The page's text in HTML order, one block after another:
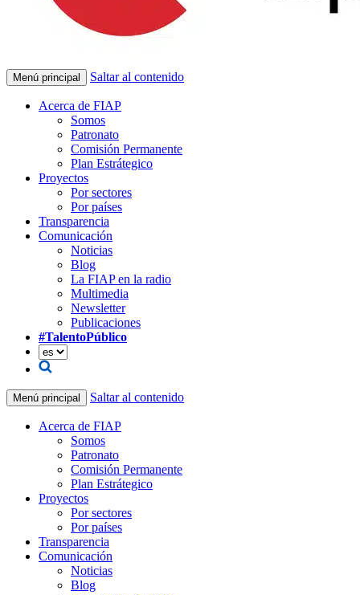
Menú principal Saltar al contenido
Acerca de FIAP
Somos
Patronato
Comisión Permanente
Plan Estrátegico
Proyectos
Por sectores
Por países
Transparencia
Comunicación
Noticias
Blog
La FIAP en la radio
Multimedia
Newsletter
Publicaciones
#TalentoPúblico
Menú principal Saltar al contenido
Acerca de FIAP
Somos
Patronato
Comisión Permanente
Plan Estrátegico
Proyectos
Por sectores
Por países
Transparencia
Comunicación
Noticias
Blog